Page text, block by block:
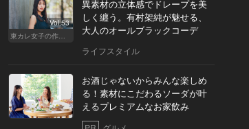
Vol.53
東カレ女子の作り方
異素材の立体感でドレープを美
しく纏う。有村架純が魅せる、
大人のオールブラックコーデ
ライフスタイル
お酒じゃないからみんな楽しめ
る！素材にこだわるソーダが叶
えるプレミアムなお家飲み